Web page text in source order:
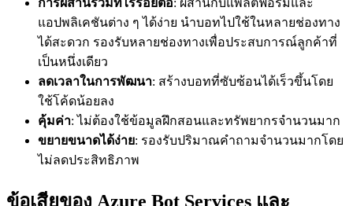
การผสานรวมที่ไร้รอยต่อ: ผสานกับแพลตฟอร์มและ
แอปพลิเคชันต่าง ๆ ได้ง่าย นำบอทไปใช้ในหลายช่องทาง
ได้สะดวก รองรับหลายช่องทางเพื่อประสบการณ์ลูกค้าที่
เป็นหนึ่งเดียว
ลดเวลาในการพัฒนา: สร้างบอทที่ซับซ้อนได้เร็วขึ้นโดย
ใช้โค้ดน้อยลง
คุ้มค่า: ไม่ต้องใช้ข้อมูลฝึกสอนและทรัพยากรจำนวนมาก
ขยายขนาดได้ง่าย: รองรับปริมาณคำถามจำนวนมากโดย
ไม่ลดประสิทธิภาพ
ข้อเสียของ Azure Bot Services และ